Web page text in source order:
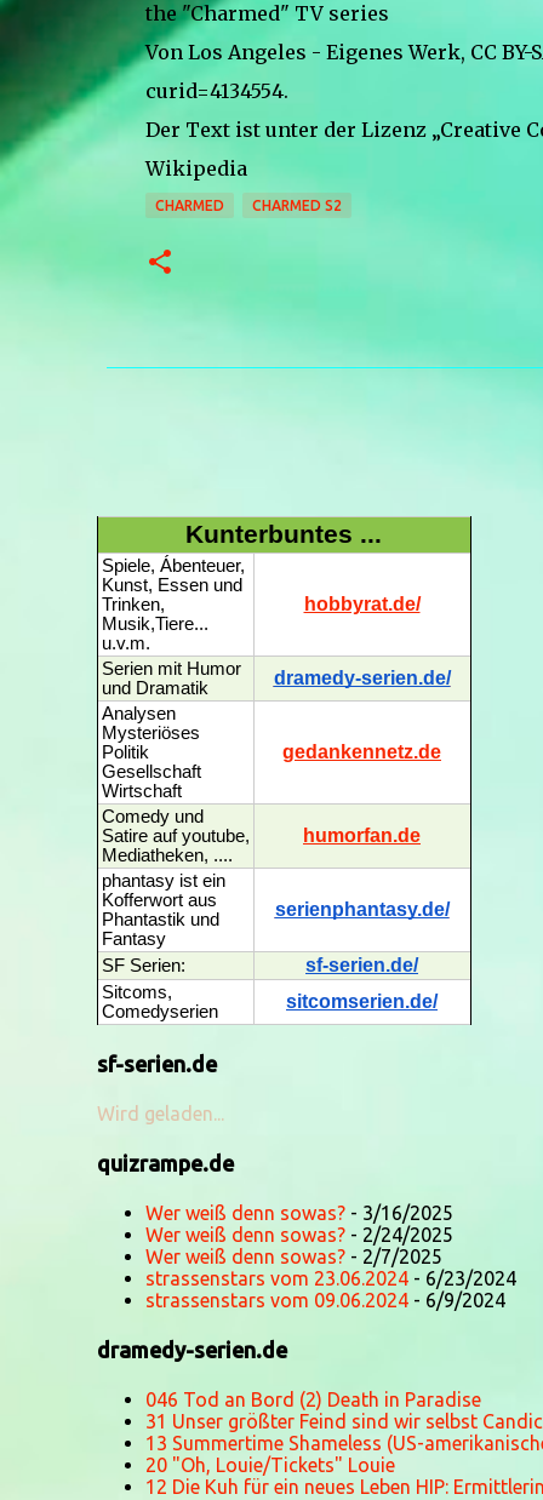
the "Charmed" TV series
Von Los Angeles - Eigenes Werk, CC
curid=4134554.
Der Text ist unter der Lizenz „Creative
Wikipedia
CHARMED CHARMED S2
Kunterbuntes ...
Spiele, Ábenteuer,
Kunst, Essen und
Trinken,
Musik,Tiere...
u.v.m.
hobbyrat.de/
Serien mit Humor
und Dramatik
dramedy-serien.de/
Analysen
Mysteriöses
Politik
Gesellschaft
Wirtschaft
gedankennetz.de
Comedy und
Satire auf youtube,
Mediatheken, ....
humorfan.de
phantasy ist ein
Kofferwort aus
Phantastik und
Fantasy
serienphantasy.de/
SF Serien: sf-serien.de/
Sitcoms,
Comedyserien
sitcomserien.de/
sf-serien.de
Wird geladen...
quizrampe.de
Wer weiß denn sowas?- 3/16/2025
Wer weiß denn sowas?- 2/24/2025
Wer weiß denn sowas?- 2/7/2025
strassenstars vom 23.06.2024- 6/23/2024
strassenstars vom 09.06.2024- 6/9/2024
dramedy-serien.de
046 Tod an Bord (2) Death in Paradise
31 Unser größter Feind sind wir selbst
13 Summertime Shameless (US-
20 "Oh, Louie/Tickets" Louie
12 Die Kuh für ein neues Leben HIP: